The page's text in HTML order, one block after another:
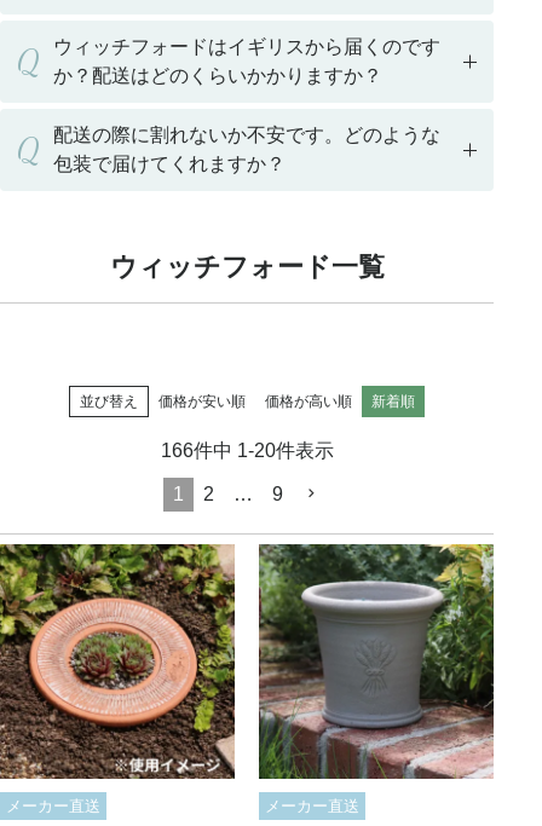
Q
ウィッチフォードはイギリスから届くのです
か？配送はどのくらいかかりますか？
Q
配送の際に割れないか不安です。どのような
包装で届けてくれますか？
ウィッチフォード一覧
並び替え 価格が安い順 価格が高い順 新着順
166件中 1-20件表示
1 2 … 9
メーカー直送 メーカー直送